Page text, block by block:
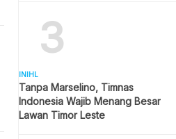
3
INIHL
Tanpa Marselino, Timnas
Indonesia Wajib Menang Besar
Lawan Timor Leste